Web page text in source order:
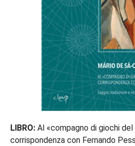
LIBRO: Al «compagno di giochi del
corrispondenza con Fernando